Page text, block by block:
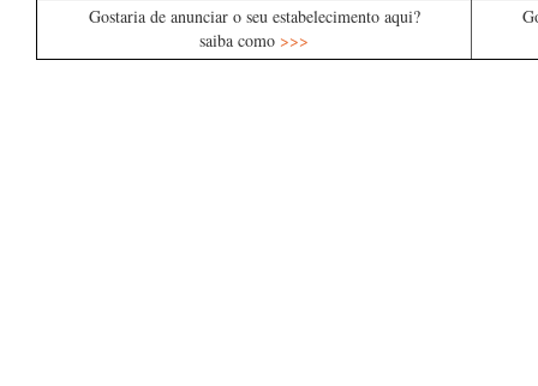
Gostaria de anunciar o seu estabelecimento aqui?
saiba como >>>